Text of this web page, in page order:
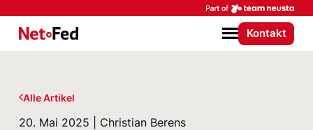
NetFederation GmbH
Menü
Kontakt
Alle Artikel
20. Mai 2025 | Christian Berens